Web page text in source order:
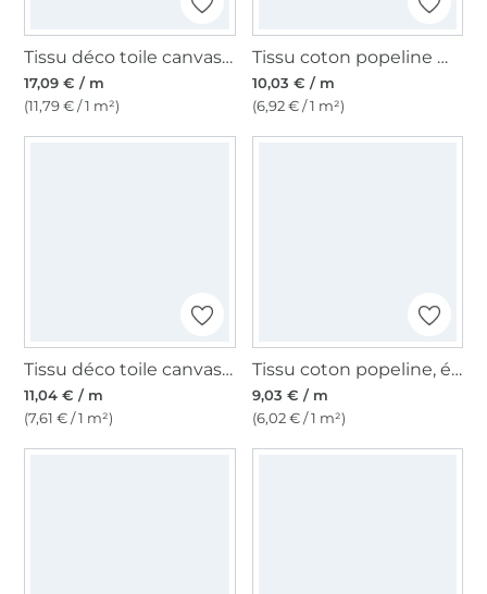
Tissu déco toile canvas Léopard, crème
17,09 € / m
(11,79 € / 1 m²)
Tissu coton popeline mini Coeurs, sable
10,03 € / m
(6,92 € / 1 m²)
Tissu déco toile canvas uni, bleu foncé
11,04 € / m
(7,61 € / 1 m²)
Tissu coton popeline, écru
9,03 € / m
(6,02 € / 1 m²)